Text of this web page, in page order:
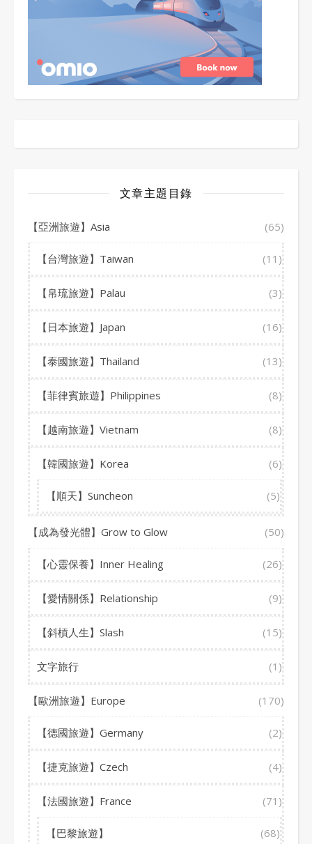
文章主題目錄
【亞洲旅遊】Asia (65)
【台灣旅遊】Taiwan (11)
【帛琉旅遊】Palau (3)
【日本旅遊】Japan (16)
【泰國旅遊】Thailand (13)
【菲律賓旅遊】Philippines (8)
【越南旅遊】Vietnam (8)
【韓國旅遊】Korea (6)
【順天】Suncheon (5)
【成為發光體】Grow to Glow (50)
【心靈保養】Inner Healing (26)
【愛情關係】Relationship (9)
【斜槓人生】Slash (15)
文字旅行 (1)
【歐洲旅遊】Europe (170)
【德國旅遊】Germany (2)
【捷克旅遊】Czech (4)
【法國旅遊】France (71)
【巴黎旅遊】 (68)